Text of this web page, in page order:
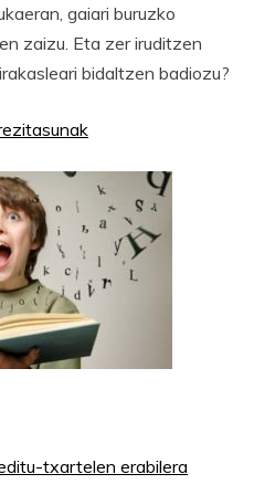
gaiari buruzko
zaizu. Eta zer iruditzen
bidaltzen badiozu?
txartelen erabilera